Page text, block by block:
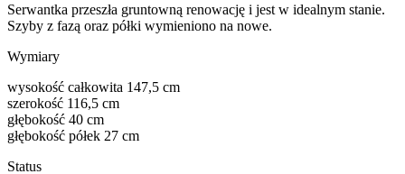
Serwantka przeszła gruntowną renowację i jest w idealnym stanie.
Szyby z fazą oraz półki wymieniono na nowe.
Wymiary
wysokość całkowita 147,5 cm
szerokość 116,5 cm
głębokość 40 cm
głębokość półek 27 cm
Status